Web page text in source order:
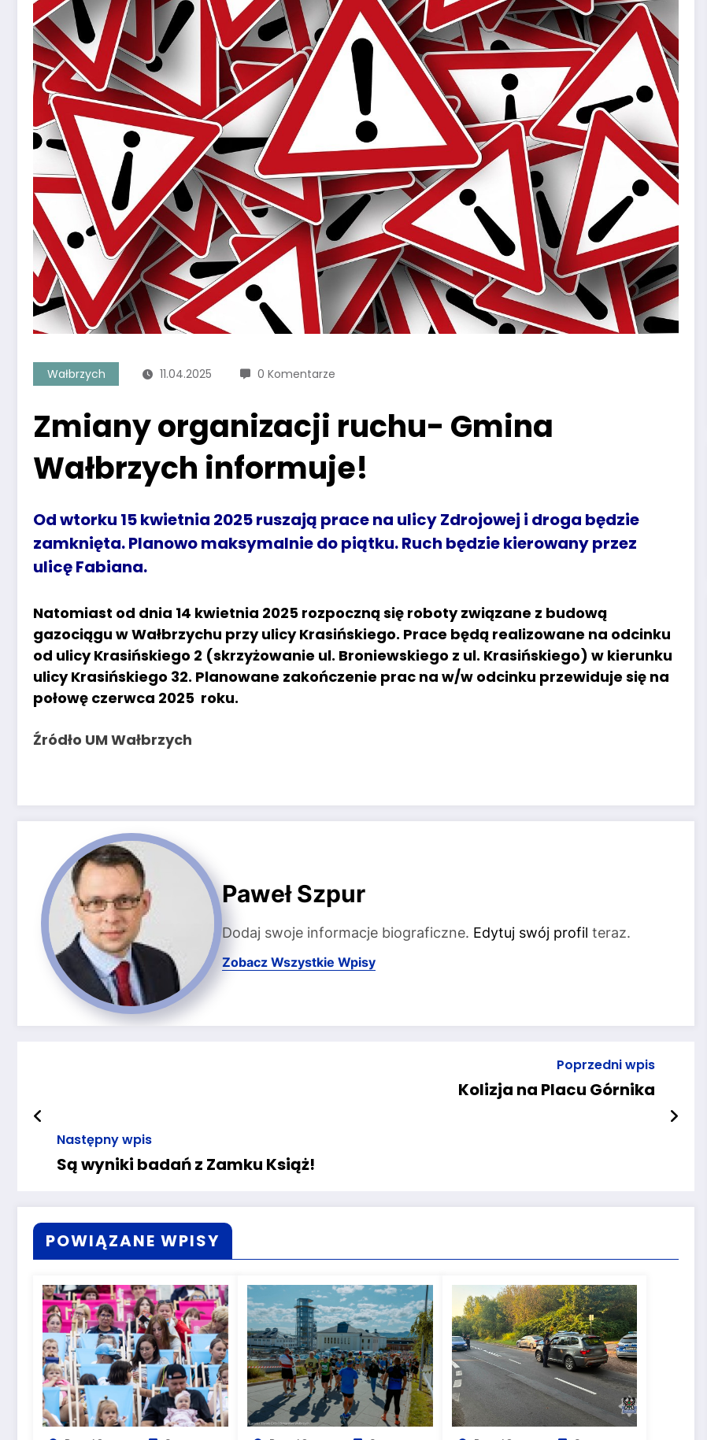
Wałbrzych 11.04.2025 0 Komentarze
Zmiany organizacji ruchu- Gmina
Wałbrzych informuje!
Od wtorku 15 kwietnia 2025 ruszają prace na ulicy Zdrojowej i droga będzie
zamknięta. Planowo maksymalnie do piątku. Ruch będzie kierowany przez
ulicę Fabiana.
Natomiast od dnia 14 kwietnia 2025 rozpoczną się roboty związane z budową
gazociągu w Wałbrzychu przy ulicy Krasińskiego. Prace będą realizowane na odcinku
od ulicy Krasińskiego 2 (skrzyżowanie ul. Broniewskiego z ul. Krasińskiego) w kierunku
ulicy Krasińskiego 32. Planowane zakończenie prac na w/w odcinku przewiduje się na
połowę czerwca 2025 roku.
Źródło UM Wałbrzych
Paweł Szpur
Dodaj swoje informacje biograficzne. Edytuj swój profil teraz.
Zobacz Wszystkie Wpisy
Poprzedni wpis
Kolizja na Placu Górnika
Następny wpis
Są wyniki badań z Zamku Książ!
POWIĄZANE WPISY